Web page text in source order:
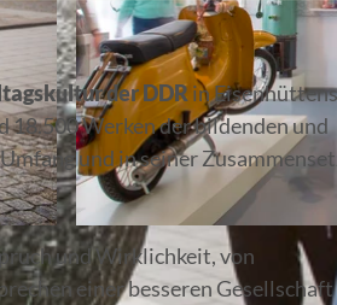
© Bernd Geller
der DDR in
Werken der bildenden und
und in seiner
und Wirklichkeit, von
einer besseren